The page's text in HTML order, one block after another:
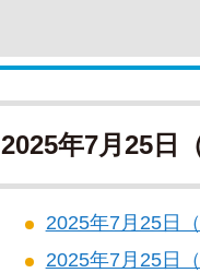
2025年7月25日
2025年7月25日
2025年7月25日